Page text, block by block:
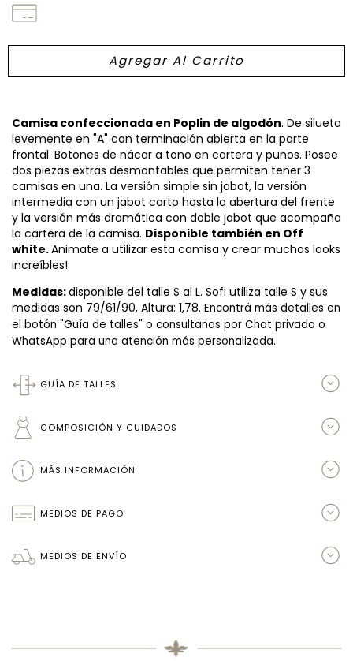
Camisa confeccionada en Poplin de algodón. De silueta
levemente en "A" con terminación abierta en la parte
frontal. Botones de nácar a tono en cartera y puños. Posee
dos piezas extras desmontables que permiten tener 3
camisas en una. La versión simple sin jabot, la versión
intermedia con un jabot corto hasta la abertura del frente
y la versión más dramática con doble jabot que acompaña
la cartera de la camisa. Disponible también en Off
white.Animate a utilizar esta camisa y crear muchos looks
increíbles!
Medidas:disponible del talle S al L. Sofi utiliza talle S y sus
medidas son 79/61/90, Altura: 1,78. Encontrá más detalles en
el botón "Guía de talles" o consultanos por Chat privado o
WhatsApp para una atención más personalizada.
GUÍA DE TALLES
COMPOSICIÓN Y CUIDADOS
MÁS INFORMACIÓN
MEDIOS DE PAGO
MEDIOS DE ENVÍO